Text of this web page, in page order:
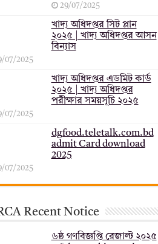
29/07/2025
খাদ্য অধিদপ্তর সিট প্লান
২০২৫ | খাদ্য অধিদপ্তর আসন
বিন্যাস
07/2025
খাদ্য অধিদপ্তর এডমিট কার্ড
২০২৫ | খাদ্য অধিদপ্তর
পরীক্ষার সময়সূচি ২০২৫
07/2025
dgfood.teletalk.com.bd
admit Card download
2025
07/2025
Recent Notice
৬ষ্ঠ গণবিজ্ঞপ্তি রেজাল্ট ২০২৫